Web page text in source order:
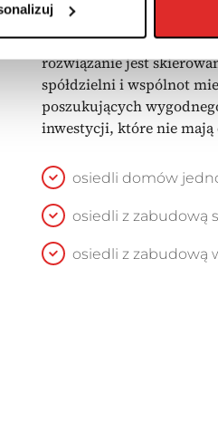
Pierwszą instalację
wykonaliśmy ponad 2
rozwiązanie jest
spółdzielni i wspólnot
poszukujących
inwestycji, które nie mają
osiedli domów
osiedli z zabudową
osiedli z zabudową